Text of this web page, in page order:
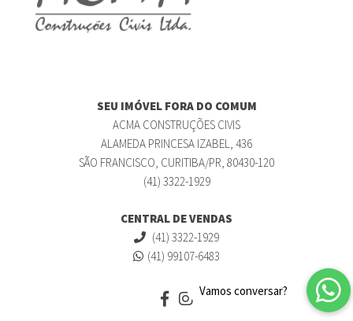
SEU IMÓVEL FORA DO COMUM
ACMA CONSTRUÇÕES CIVIS
ALAMEDA PRINCESA IZABEL, 436
SÃO FRANCISCO, CURITIBA/PR, 80430-120
(41) 3322-1929
CENTRAL DE VENDAS
(41) 3322-1929
(41) 99107-6483